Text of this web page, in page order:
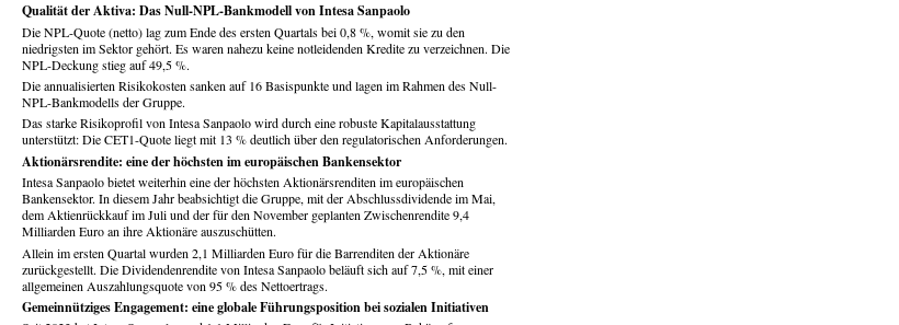
Qualität der Aktiva: Das Null-NPL-Bankmodell von Intesa Sanpaolo
Die NPL-Quote (netto) lag zum Ende des ersten Quartals bei 0,8 %, womit sie zu den
niedrigsten im Sektor gehört. Es waren nahezu keine notleidenden Kredite zu verzeichnen. Die
NPL-Deckung stieg auf 49,5 %.
Die annualisierten Risikokosten sanken auf 16 Basispunkte und lagen im Rahmen des Null-
NPL-Bankmodells der Gruppe.
Das starke Risikoprofil von Intesa Sanpaolo wird durch eine robuste Kapitalausstattung
unterstützt: Die CET1-Quote liegt mit 13 % deutlich über den regulatorischen Anforderungen.
Aktionärsrendite: eine der höchsten im europäischen Bankensektor
Intesa Sanpaolo bietet weiterhin eine der höchsten Aktionärsrenditen im europäischen
Bankensektor. In diesem Jahr beabsichtigt die Gruppe, mit der Abschlussdividende im Mai,
dem Aktienrückkauf im Juli und der für den November geplanten Zwischenrendite 9,4
Milliarden Euro an ihre Aktionäre auszuschütten.
Allein im ersten Quartal wurden 2,1 Milliarden Euro für die Barrenditen der Aktionäre
zurückgestellt. Die Dividendenrendite von Intesa Sanpaolo beläuft sich auf 7,5 %, mit einer
allgemeinen Auszahlungsquote von 95 % des Nettoertrags.
Gemeinnütziges Engagement: eine globale Führungsposition bei sozialen Initiativen